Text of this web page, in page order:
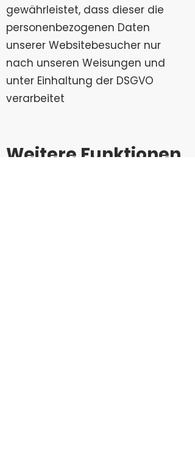
gewährleistet, dass dieser die
personenbezogenen Daten
unserer Websitebesucher nur
nach unseren Weisungen und
unter Einhaltung der DSGVO
verarbeitet
Weitere Funktionen